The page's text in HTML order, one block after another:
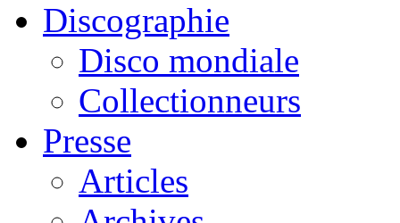
Discographie
Disco mondiale
Collectionneurs
Presse
Articles